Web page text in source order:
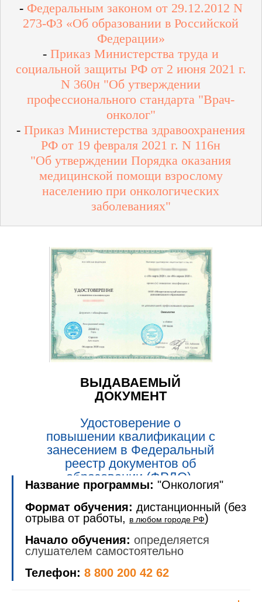
- Федеральным законом от 29.12.2012 N
273-ФЗ «Об образовании в Российской
Федерации»
- Приказ Министерства труда и
социальной защиты РФ от 2 июня 2021 г.
N 360н "Об утверждении
профессионального стандарта "Врач-
онколог"
- Приказ Министерства здравоохранения
РФ от 19 февраля 2021 г. N 116н
"Об утверждении Порядка оказания
медицинской помощи взрослому
населению при онкологических
заболеваниях"
ВЫДАВАЕМЫЙ
ДОКУМЕНТ
Удостоверение о
повышении квалификации с
занесением в Федеральный
реестр документов об
образовании (ФРДО).
Название программы: "Онкология"
Формат обучения: дистанционный (без
отрыва от работы, в любом городе РФ)
Начало обучения: определяется
слушателем самостоятельно
Телефон: 8 800 200 42 62